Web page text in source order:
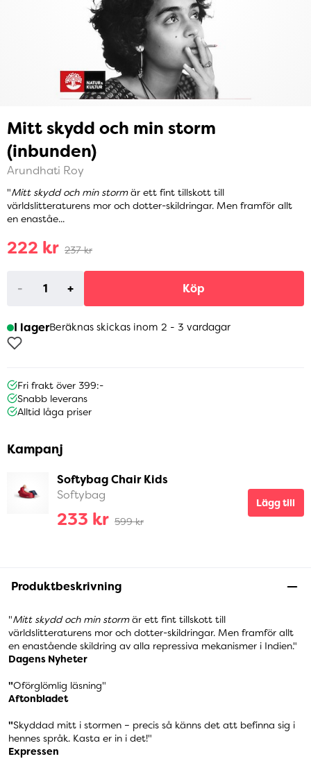
Mitt skydd och min storm
(inbunden)
Arundhati Roy
"Mitt skydd och min stormär ett fint tillskott till
världslitteraturens mor och dotter-skildringar. Men framför allt
en enaståe...
222 kr 237 kr
- + Köp
I lagerBeräknas skickas inom 2 - 3 vardagar
Fri frakt över 399:-
Snabb leverans
Alltid låga priser
Kampanj
Softybag Chair Kids
Softybag
233 kr 599 kr
Lägg till
Produktbeskrivning
"Mitt skydd och min stormär ett fint tillskott till
världslitteraturens mor och dotter-skildringar. Men framför allt
en enastående skildring av alla repressiva mekanismer i Indien."
Dagens Nyheter
"Oförglömlig läsning"
Aftonbladet
"Skyddad mitt i stormen – precis så känns det att befinna sig i
hennes språk. Kasta er in i det!"
Expressen